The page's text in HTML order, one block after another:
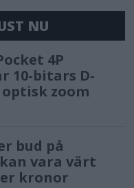
NU
4P
10-bitars D-
optisk zoom
bud på
vara värt
kronor